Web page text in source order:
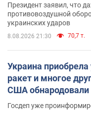
Президент заявил, что
противовоздушной
украинских ударов
8.08.2026 21:30 70,7 т.
Украина приобрела
ракет и многое
США обнародовали
Госдеп уже